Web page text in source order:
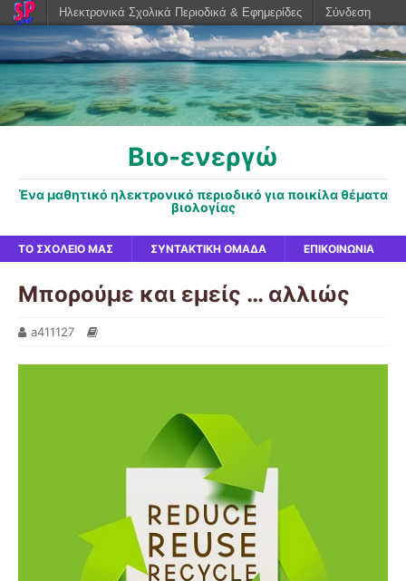
Βιο-ενεργώ
Ένα μαθητικό ηλεκτρονικό περιοδικό για ποικίλα θέματα
βιολογίας
ΤΟ ΣΧΟΛΕΊΟ ΜΑΣ ΣΥΝΤΑΚΤΙΚΉ ΟΜΆΔΑ ΕΠΙΚΟΙΝΩΝΊΑ
Μπορούμε και εμείς … αλλιώς
a411127
Ηλεκτρονικά Σχολικά Περιοδικά & Εφημερίδες Σύνδεση